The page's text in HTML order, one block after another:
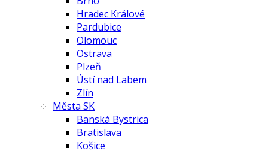
Hradec Králové
Pardubice
Olomouc
Ostrava
Plzeň
Ústí nad Labem
Zlín
Města SK
Banská Bystrica
Bratislava
Košice